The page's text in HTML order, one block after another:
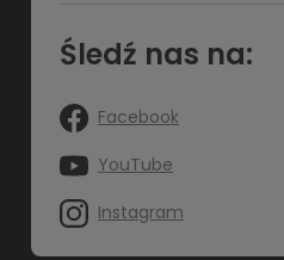
Śledź nas na:
Facebook
YouTube
Instagram